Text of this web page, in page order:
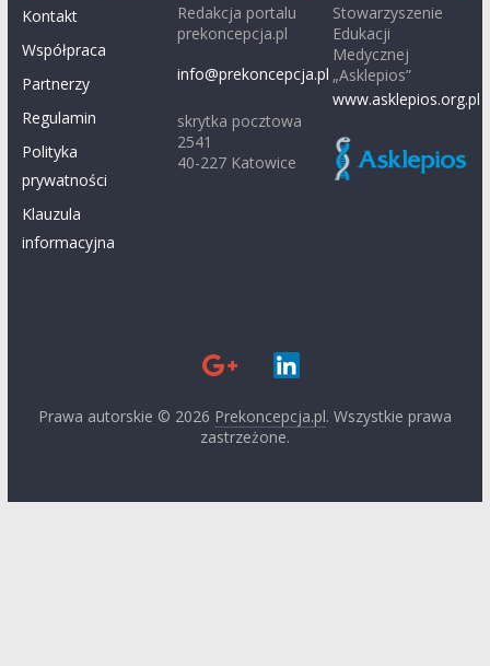
Kontakt
Współpraca
Partnerzy
Regulamin
Polityka
prywatności
Klauzula
informacyjna
Redakcja portalu
prekoncepcja.pl
info@prekoncepcja.pl
skrytka pocztowa
2541
40-227 Katowice
Stowarzyszenie
Edukacji
Medycznej
„Asklepios”
www.asklepios.org.pl
Prawa autorskie © 2026 Prekoncepcja.pl. Wszystkie prawa
zastrzeżone.